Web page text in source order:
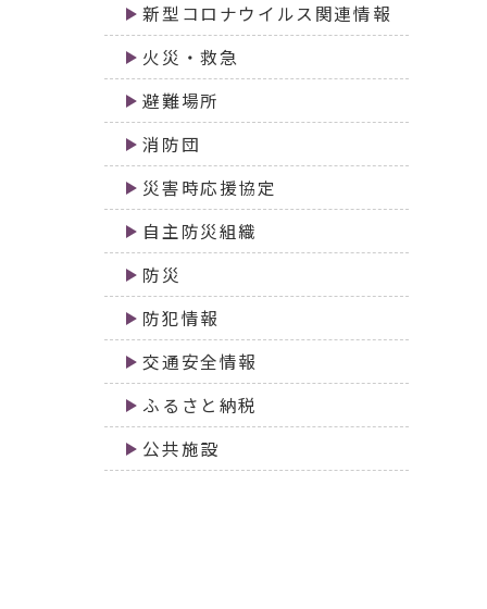
新型コロナウイルス関連情報
火災・救急
避難場所
消防団
災害時応援協定
自主防災組織
防災
防犯情報
交通安全情報
ふるさと納税
公共施設